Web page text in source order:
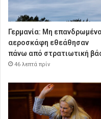
Γερμανία: Μη
αεροσκάφη εθεάθησαν
πάνω από στρατιωτική
46 λεπτά πρίν